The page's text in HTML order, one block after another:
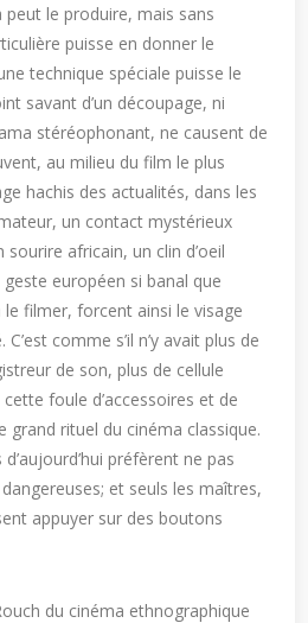
le produire, mais sans
puisse en donner le
technique spéciale puisse le
savant d’un découpage, ni
stéréophonant, ne causent de
au milieu du film le plus
hachis des actualités, dans les
un contact mystérieux
sourire africain, un clin d’oeil
européen si banal que
le filmer, forcent ainsi le visage
comme s’il n’y avait plus de
de son, plus de cellule
foule d’accessoires et de
grand rituel du cinéma classique.
préfèrent ne pas
et seuls les maîtres,
appuyer sur des boutons
du cinéma ethnographique